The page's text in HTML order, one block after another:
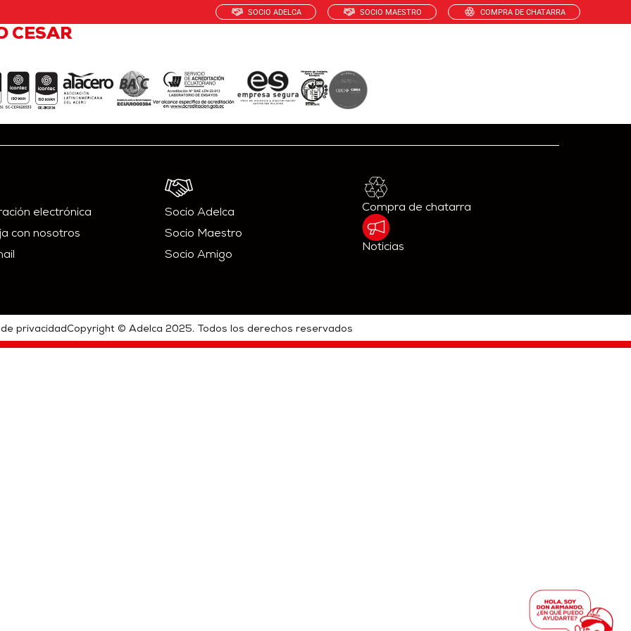
SOCIO ADELCA SOCIO MAESTRO COMPRA DE CHATARRA
CESAR
electrónica
con nosotros
Socio Adelca
Socio Maestro
Socio Amigo
Compra de chatarra
Noticias
privacidadCopyright © Adelca 2025. Todos los derechos reservados